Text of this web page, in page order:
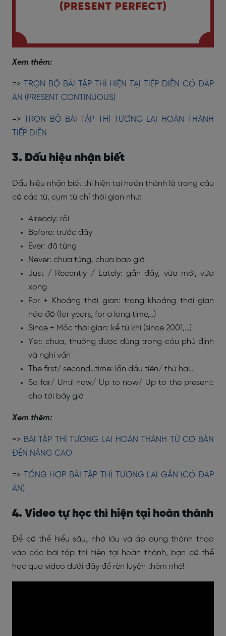
Xem thêm:
=>
TRỌN BỘ BÀI TẬP THÌ HIỆN TẠI TIẾP DIỄN CÓ ĐÁP
ÁN (PRESENT CONTINUOUS)
=>
TRỌN BỘ BÀI TẬP THÌ TƯƠNG LAI HOÀN THÀNH
TIẾP DIỄN
3. Dấu hiệu nhận biết
Dấu hiệu nhận biết thì hiện tại hoàn thành là trong câu
có các từ, cụm từ chỉ thời gian như:
Already: rồi
Before: trước đây
Ever: đã từng
Never: chưa từng, chưa bao giờ
Just / Recently / Lately: gần đây, vừa mới, vừa
xong
For + Khoảng thời gian: trong khoảng thời gian
nào đó (for years, for a long time,..)
Since + Mốc thời gian: kể từ khi (since 2001,…)
Yet: chưa, thường được dùng trong câu phủ định
và nghi vấn
The first/ second…time: lần đầu tiên/ thứ hai..
So far/ Until now/ Up to now/ Up to the present:
cho tới bây giờ
Xem thêm:
=> BÀI TẬP THÌ TƯƠNG LAI HOÀN THÀNH TỪ CƠ BẢN
ĐẾN NÂNG CAO
=>
TỔNG HỢP BÀI TẬP THÌ TƯƠNG LAI GẦN (CÓ ĐÁP
ÁN)
4. Video tự học thì hiện tại hoàn thành
Để có thể hiểu sâu, nhớ lâu và áp dụng thành thạo
vào các bài tập thì hiện tại hoàn thành, bạn có thể
học qua video dưới đây để rèn luyện thêm nhé!